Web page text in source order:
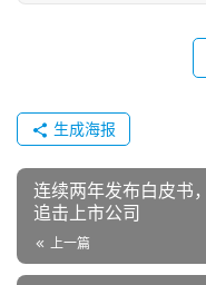
生成海报
连续两年发布白皮书
追击上市公司
上一篇